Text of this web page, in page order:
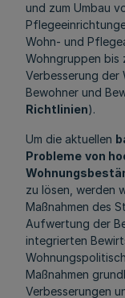
und zum Umbau
Wohn- und
Wohngruppen bis
Verbesserung der
Bewohner und
Richtlinien).
Um die aktuellen
Probleme von
zu lösen, werden
Maßnahmen des
Aufwertung der
integrierten
Maßnahmen
Verbesserungen